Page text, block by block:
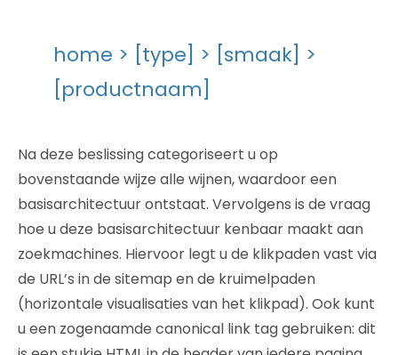
home > [type] > [smaak] >
[productnaam]
Na deze beslissing categoriseert u op
bovenstaande wijze alle wijnen, waardoor een
basisarchitectuur ontstaat. Vervolgens is de vraag
hoe u deze basisarchitectuur kenbaar maakt aan
zoekmachines. Hiervoor legt u de klikpaden vast via
de URL’s in de sitemap en de kruimelpaden
(horizontale visualisaties van het klikpad). Ook kunt
u een zogenaamde canonical link tag gebruiken: dit